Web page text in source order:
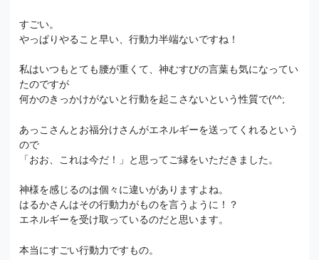
すごい。
やっぱりやること早い、行動力半端ないですね！
私はいつもとても腰が重くて、神むすびの言葉も気になってい
たのですが
何かのきっかけがないと行動を起こさないという性質で(^^;
あっこさんとお福分けさんがエネルギーを送ってくれるという
ので
「おお、これは今だ！」と思ってご縁をいただきました。
神様を感じるのは個々に違いがありますよね。
はるかさんはその行動力がものを言うように！？
エネルギーを受け取っているのだと思います。
本当にすごい行動力ですもの。